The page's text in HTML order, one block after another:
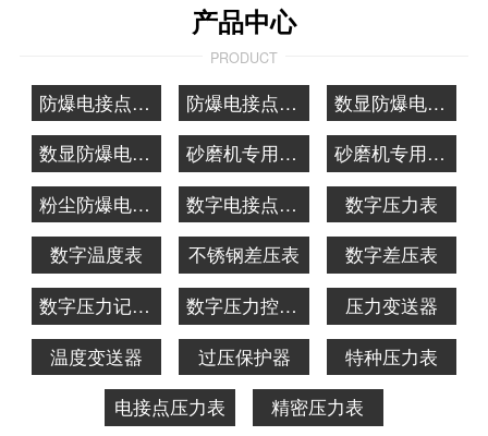
产品中心
PRODUCT
防爆电接点压力表 防爆电接点温度表
数显防爆电接点压力表
数显防爆电接点温度表
砂磨机专用防爆电接点压力表
砂磨机专用防爆电接点温度表
粉尘防爆电接点压力表
数字电接点压力表
数字压力表
数字温度表
不锈钢差压表
数字差压表
数字压力记录表
数字压力控制器
压力变送器
温度变送器
过压保护器
特种压力表
电接点压力表
精密压力表